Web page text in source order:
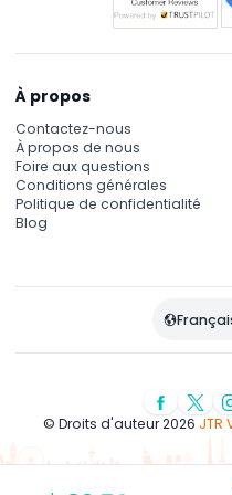
À propos
Contactez-nous
À propos de nous
Foire aux questions
Conditions générales
Politique de confidentialité
Blog
© Droits d'auteur 2026 JTR